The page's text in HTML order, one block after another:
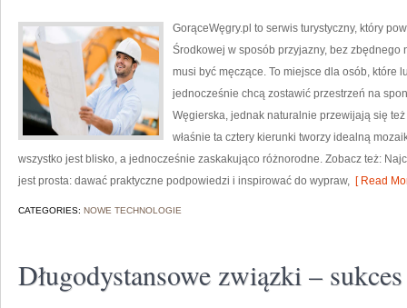
GorąceWęgry.pl to serwis turystyczny, który
Środkowej w sposób przyjazny, bez
musi być męczące. To miejsce dla osób, które
jednocześnie chcą zostawić przestrzeń na
Węgierska, jednak naturalnie przewijają się
właśnie ta cztery kierunki tworzy idealną
wszystko jest blisko, a jednocześnie zaskakująco różnorodne. Zobacz też:
jest prosta: dawać praktyczne podpowiedzi i inspirować do wypraw, [ Read
CATEGORIES: NOWE TECHNOLOGIE
Długodystansowe związki –